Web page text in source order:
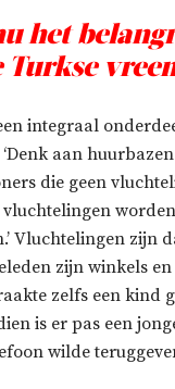
het
Turkse
integraal
aan
die geen
Vluchtelingen zijn
zijn winkels
zelfs een kind
is er pas een
wilde